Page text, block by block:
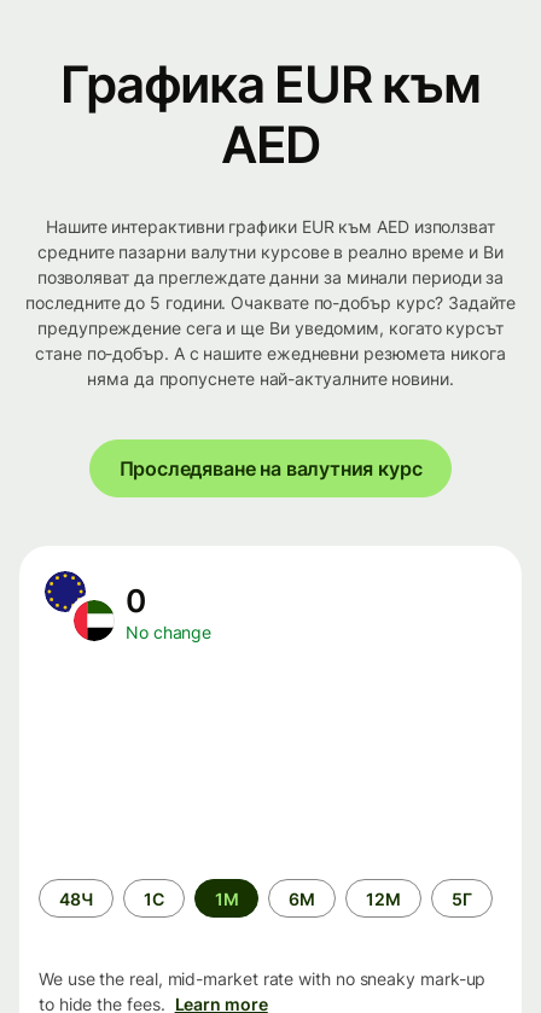
Графика EUR към
AED
Нашите интерактивни графики EUR към AED използват
средните пазарни валутни курсове в реално време и Ви
позволяват да преглеждате данни за минали периоди за
последните до 5 години. Очаквате по-добър курс? Задайте
предупреждение сега и ще Ви уведомим, когато курсът
стане по-добър. А с нашите ежедневни резюмета никога
няма да пропуснете най-актуалните новини.
Проследяване на валутния курс
0
No change
Time
period
48Ч 1С 1М 6М 12М 5Г
We use the real, mid-market rate with no sneaky mark-up
to hide the fees. Learn more